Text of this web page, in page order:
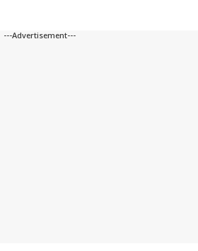
---Advertisement---